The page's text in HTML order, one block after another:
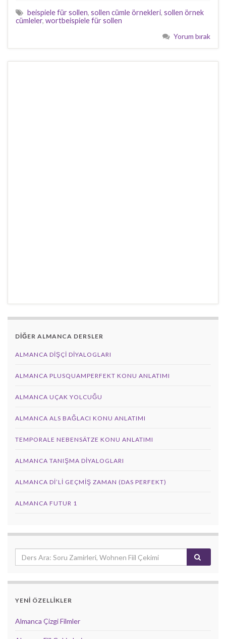
beispiele für sollen, sollen cümle örnekleri, sollen örnek
cümleler, wortbeispiele für sollen
Yorum bırak
DİĞER ALMANCA DERSLER
ALMANCA DIŞÇI DIYALOGLARI
ALMANCA PLUSQUAMPERFEKT KONU ANLATIMI
ALMANCA UÇAK YOLCUĞU
ALMANCA ALS BAĞLACI KONU ANLATIMI
TEMPORALE NEBENSÄTZE KONU ANLATIMI
ALMANCA TANIŞMA DIYALOGLARI
ALMANCA DI’LI GEÇMIŞ ZAMAN (DAS PERFEKT)
ALMANCA FUTUR 1
YENİ ÖZELLİKLER
Almanca Çizgi Filmler